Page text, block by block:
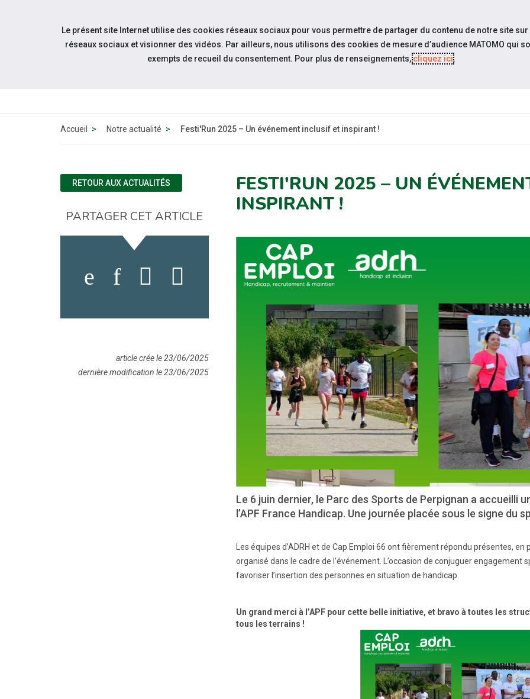
Aller au contenu
QUI SOMMES-
Accueil Notre actualité Festi'Run 2025 – Un événement inclusif et inspirant !
FESTI'RUN 2025 – UN
INSPIRANT !
Le 6 juin dernier, le Parc des Sports de Perpignan a accueilli
l’APF France Handicap. Une journée placée sous le signe du
Les équipes d’ADRH et de Cap Emploi 66 ont fièrement répondu présentes,
organisé dans le cadre de l’événement. L’occasion de conjuguer
favoriser l’insertion des personnes en situation de handicap.
Un grand merci à l’APF pour cette belle initiative, et bravo à toutes les
tous les terrains !
RETOUR AUX ACTUALITÉS
PARTAGER CET ARTICLE
article crée le 23/06/2025
dernière modification le 23/06/2025
Le présent site Internet utilise des cookies réseaux sociaux pour vous permettre de partager du contenu de notre site sur
réseaux sociaux et visionner des vidéos. Par ailleurs, nous utilisons des cookies de mesure d’audience MATOMO qui
exempts de recueil du consentement. Pour plus de renseignements,cliquez ici.